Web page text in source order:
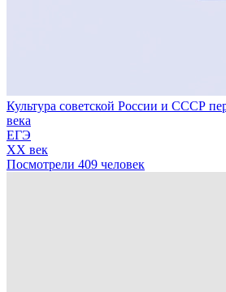
Культура советской России и СССР
века
ЕГЭ
XX век
Посмотрели 409 человек